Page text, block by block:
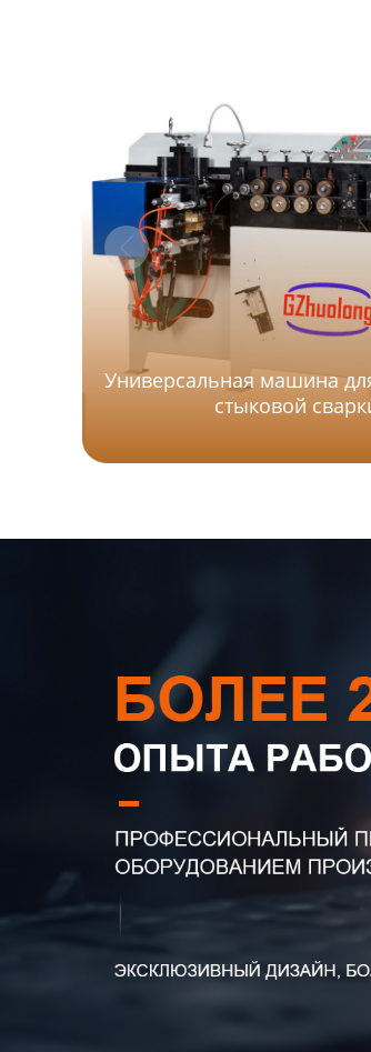
Универсальная машина
стыковой